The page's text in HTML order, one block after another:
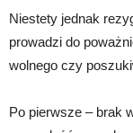
Niestety jednak
prowadzi do
wolnego czy
Po pierwsze – brak